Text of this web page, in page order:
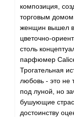
композиция,
торговым
женщин вышел в
цветочно-
столь
парфюмер
Трогательная
любовь - это не
под луной, но
бушующие
достоинству
Amouroud
Andre L'Arom
Angel Schlesser
Anima Mundi
Anna Sui